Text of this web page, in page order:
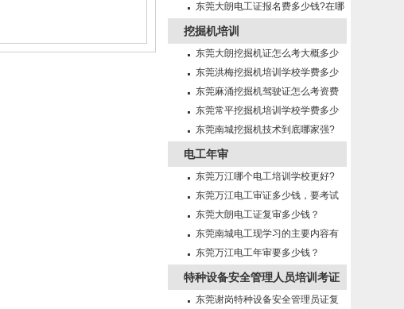
东莞大朗电工证报名费多少钱?在哪
里报名?
挖掘机培训
东莞大朗挖掘机证怎么考大概多少
钱?在哪里报名？
东莞洪梅挖掘机培训学校学费多少
钱?
东莞麻涌挖掘机驾驶证怎么考资费
多少?
东莞常平挖掘机培训学校学费多少
钱?
东莞南城挖掘机技术到底哪家强?
电工年审
东莞万江哪个电工培训学校更好?
东莞万江电工审证多少钱，要考试
吗？
东莞大朗电工证复审多少钱？
东莞南城电工现学习的主要内容有
哪些?
东莞万江电工年审要多少钱？
特种设备安全管理人员培训考证
东莞谢岗特种设备安全管理员证复